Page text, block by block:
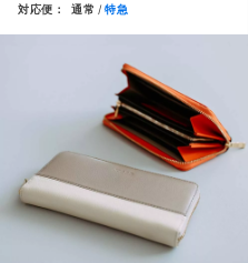
対応便： 通常 特急